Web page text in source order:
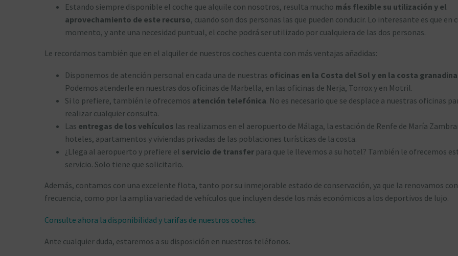
Estando siempre disponible el coche que alquile con nosotros, resulta mucho más flexible su utilización y el
aprovechamiento de este recurso, cuando son dos personas las que pueden conducir. Lo interesante es que en
momento, y ante una necesidad puntual, el coche podrá ser utilizado por cualquiera de las dos personas.
Le recordamos también que en el alquiler de nuestros coches cuenta con más ventajas añadidas:
Disponemos de atención personal en cada una de nuestras oficinas en la Costa del Sol y en la costa granadina
Podemos atenderle en nuestras dos oficinas de Marbella, en las oficinas de Nerja, Torrox y en Motril.
Si lo prefiere, también le ofrecemos atención telefónica. No es necesario que se desplace a nuestras oficinas
realizar cualquier consulta.
Las entregas de los vehículos las realizamos en el aeropuerto de Málaga, la estación de Renfe de María
hoteles, apartamentos y viviendas privadas de las poblaciones turísticas de la costa.
¿Llega al aeropuerto y prefiere el servicio de transfer para que le llevemos a su hotel? También le ofrecemos
servicio. Solo tiene que solicitarlo.
Además, contamos con una excelente flota, tanto por su inmejorable estado de conservación, ya que la renovamos con
frecuencia, como por la amplia variedad de vehículos que incluyen desde los más económicos a los deportivos de lujo.
Consulte ahora la disponibilidad y tarifas de nuestros coches.
Ante cualquier duda, estaremos a su disposición en nuestros teléfonos.